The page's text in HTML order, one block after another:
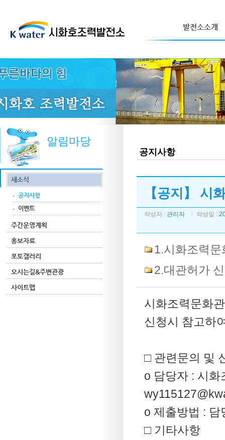
발전소소개
알림마당
새소식
공지사항
이벤트
주간운영계획
홍보자료
포토갤러리
오시는길&주변관광
사이트맵
공지사항
【공지】 시
작성자 : 관리자 작성일 :
1.시화조력
2.대관허가
시화조력문화
신청시 참고하
□ 관련문의 및
o 담당자 : 시
o 제출방법 : 담
□ 기타사항